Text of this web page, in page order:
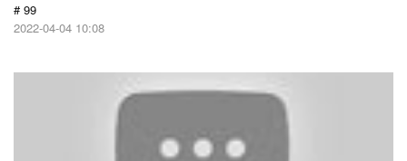
# 99
2022-04-04 10:08